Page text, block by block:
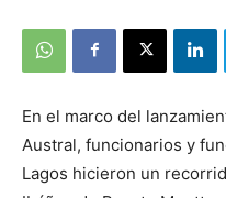
En el marco del
Austral, funcionarios y
Lagos hicieron un